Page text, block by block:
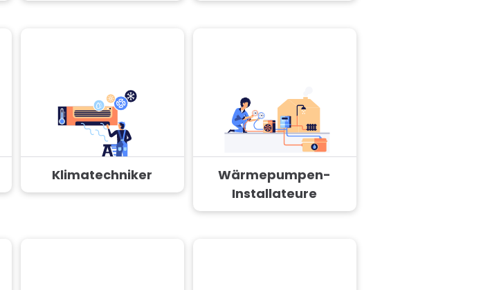
Klimatechniker
Wärmepumpen-
Installateure